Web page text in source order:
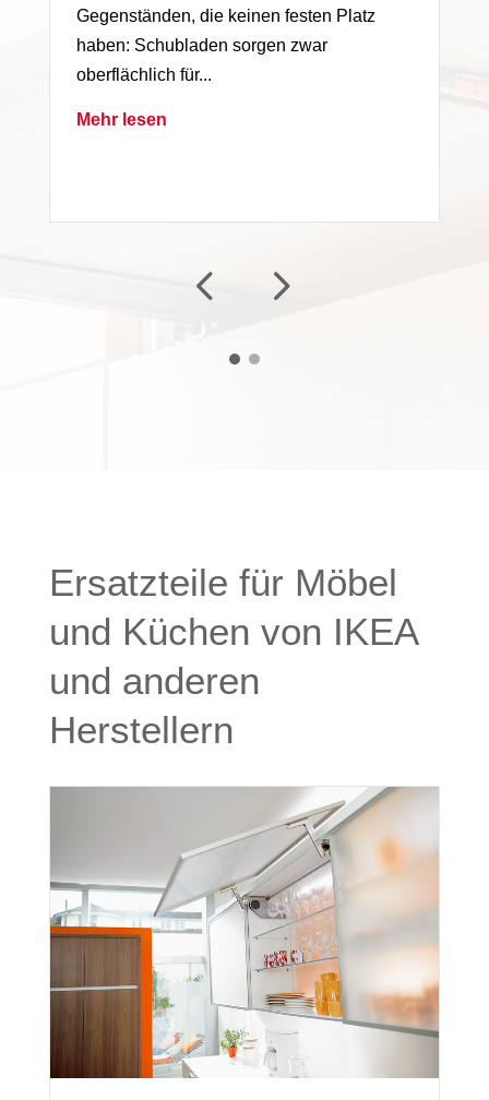
Gegenständen, die keinen festen Platz
haben: Schubladen sorgen zwar
oberflächlich für...
Mehr lesen
Ersatzteile für Möbel
und Küchen von IKEA
und anderen
Herstellern